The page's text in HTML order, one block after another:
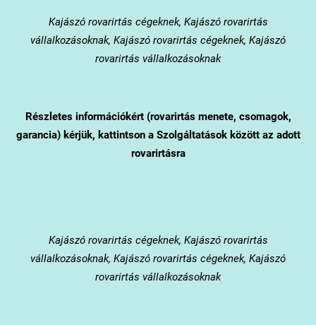
Kajászórovarirtás cégeknek, Kajászó rovarirtás
vállalkozásoknak, Kajászó rovarirtás cégeknek, Kajászó
rovarirtás vállalkozásoknak
Részletes információkért (rovarirtás menete, csomagok,
garancia) kérjük, kattintson a Szolgáltatások között az adott
rovarirtásra
Kajászórovarirtás cégeknek, Kajászó rovarirtás
vállalkozásoknak, Kajászó rovarirtás cégeknek, Kajászó
rovarirtás vállalkozásoknak